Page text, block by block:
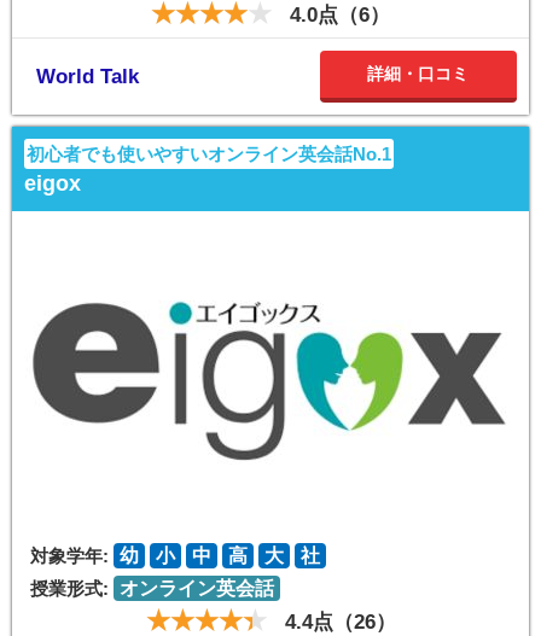
4.0点（6）
World Talk 詳細・口コミ
初心者でも使いやすいオンライン英会話No.1
eigox
対象学年: 幼 小 中 高 大
社
授業形式:
オンライン英会話
4.4点（26）